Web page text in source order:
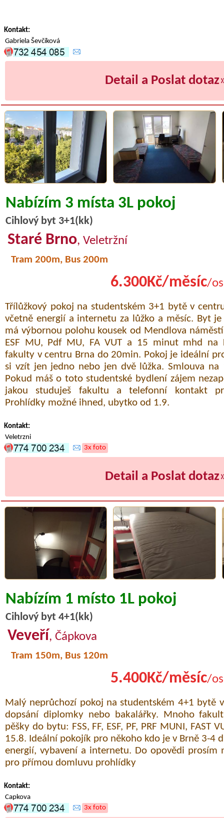
Kontakt:
Gabriela Ševčíková
Detail a Poslat dotaz
Nabízím 3 místa 3L pokoj
Cihlový byt 3+1(kk)
Staré Brno, Veletržní
Tram 200m, Bus 200m
6.300Kč/měsíc/
Třílůžkový pokoj na studentském 3+1 bytě v
včetně energií a internetu za lůžko a měsíc. Byt
má výbornou polohu kousek od Mendlova
ESF MU, Pdf MU, FA VUT a 15 minut mhd na
fakulty v centru Brna do 20min. Pokoj je ideální
si vzít jen jedno nebo jen dvě lůžka. Smlouva
Pokud máš o toto studentské bydlení zájem
jakou studuješ fakultu a telefonní kontakt
Prohlídky možné ihned, ubytko od 1.9.
Kontakt:
Veletrzni
3x foto
Detail a Poslat dotaz
Nabízím 1 místo 1L pokoj
Cihlový byt 4+1(kk)
Veveří, Čápkova
Tram 150m, Bus 120m
5.400Kč/měsíc/
Malý neprůchozí pokoj na studentském 4+1 bytě
dopsání diplomky nebo bakalářky. Mnoho
pěšky do bytu: FSS, FF, ESF, PF, PRF MUNI, FAST
15.8. Ideální pokojík pro někoho kdo je v Brně 3-4
energií, vybavení a internetu. Do opovědi prosím
pro přímou domluvu prohlídky
Kontakt:
Capkova
3x foto